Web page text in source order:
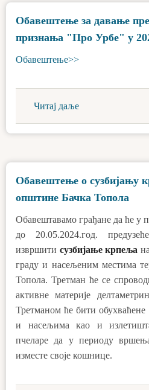
Обавештење за давање
признања "Про Урбе" у
Обавештење>>
Читај даље
Обавештење о сузбијању
општине Бачка Топола
Обавештавамо грађане да ће у
до 20.05.2024.год.
извршити сузбијање крпеља
граду и насељеним местима
Топола. Третман ће се
активне материје
Третманом ће бити
и насељима као и
пчеларе да у периоду
изместе своје кошнице.